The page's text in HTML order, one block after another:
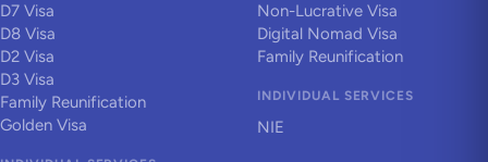
D7 Visa
D8 Visa
D2 Visa
D3 Visa
Family Reunification
Golden Visa
Non-Lucrative Visa
Digital Nomad Visa
Family Reunification
INDIVIDUAL SERVICES
NIE